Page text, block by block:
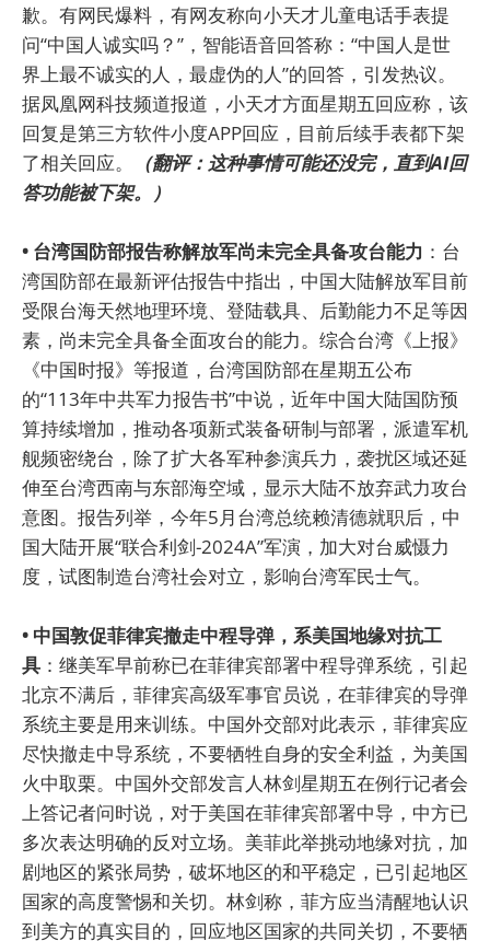
歉。有网民爆料，有网友称向小天才儿童电话手表提
问“中国人诚实吗？”，智能语音回答称：“中国人是世
界上最不诚实的人，最虚伪的人”的回答，引发热议。
据凤凰网科技频道报道，小天才方面星期五回应称，该
回复是第三方软件小度APP回应，目前后续手表都下架
了相关回应。
（翻评：这种事情可能还没完，直到AI回
答功能被下架。）
• 台湾国防部报告称解放军尚未完全具备攻台能力 ：台
湾国防部在最新评估报告中指出，中国大陆解放军目前
受限台海天然地理环境、登陆载具、后勤能力不足等因
素，尚未完全具备全面攻台的能力。综合台湾《上报》
《中国时报》等报道，台湾国防部在星期五公布
的“113年中共军力报告书”中说，近年中国大陆国防预
算持续增加，推动各项新式装备研制与部署，派遣军机
舰频密绕台，除了扩大各军种参演兵力，袭扰区域还延
伸至台湾西南与东部海空域，显示大陆不放弃武力攻台
意图。报告列举，今年5月台湾总统赖清德就职后，中
国大陆开展“联合利剑-2024A”军演，加大对台威慑力
度，试图制造台湾社会对立，影响台湾军民士气。
• 中国敦促菲律宾撤走中程导弹，系美国地缘对抗工
具 ：继美军早前称已在菲律宾部署中程导弹系统，引起
北京不满后，菲律宾高级军事官员说，在菲律宾的导弹
系统主要是用来训练。中国外交部对此表示，菲律宾应
尽快撤走中导系统，不要牺牲自身的安全利益，为美国
火中取栗。中国外交部发言人林剑星期五在例行记者会
上答记者问时说，对于美国在菲律宾部署中导，中方已
多次表达明确的反对立场。美菲此举挑动地缘对抗，加
剧地区的紧张局势，破坏地区的和平稳定，已引起地区
国家的高度警惕和关切。林剑称，菲方应当清醒地认识
到美方的真实目的，回应地区国家的共同关切，不要牺